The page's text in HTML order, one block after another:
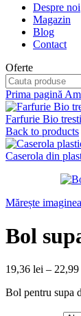
Despre noi
Magazin
Blog
Contact
Oferte
Prima pagină
Farfurie Bio
Back to products
Caserola din
Mărește imaginea
Bol
19,36 lei – 22,99
Bol pentru supa